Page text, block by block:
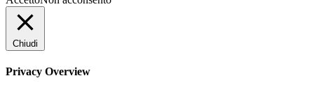
Chiudi
Privacy Overview